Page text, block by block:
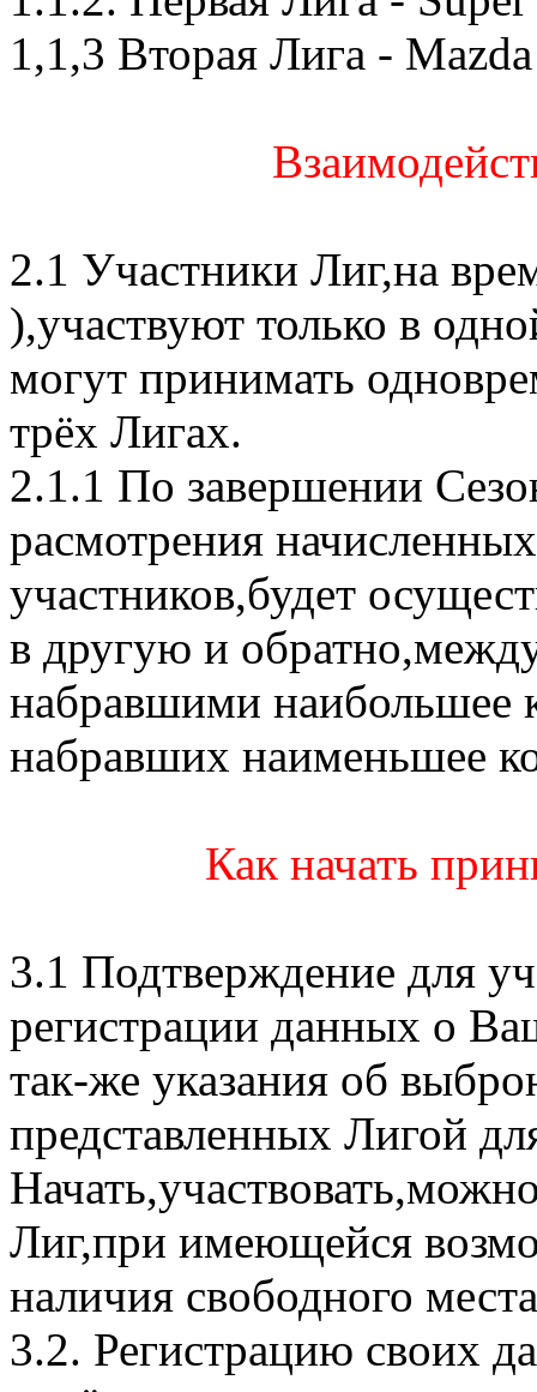
1,1,3 Вторая Лига -
2.1 Участники Лиг,на
),участвуют только в
могут принимать
трёх Лигах.
2.1.1 По завершении
расмотрения
участников,будет
в другую и
набравшими наибольшее
набравших наименьшее
Как начать
3.1 Подтверждение для
регистрации данных о
так-же указания об
представленных Лигой
Лиг,при имеющейся
наличия свободного
3.2. Регистрацию своих